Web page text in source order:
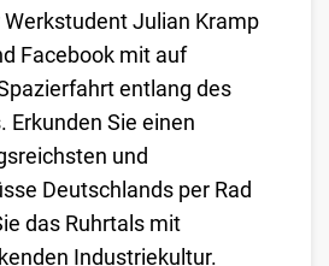
Julian Kramp
Facebook mit auf
entlang des
Erkunden Sie einen
und
Deutschlands per Rad
das Ruhrtals mit
Industriekultur.